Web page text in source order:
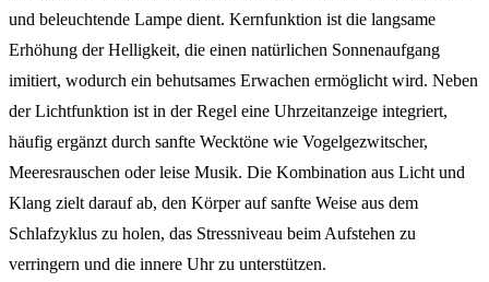
und beleuchtende Lampe dient. Kernfunktion ist die langsame
Erhöhung der Helligkeit, die einen natürlichen Sonnenaufgang
imitiert, wodurch ein behutsames Erwachen ermöglicht wird. Neben
der Lichtfunktion ist in der Regel eine Uhrzeitanzeige integriert,
häufig ergänzt durch sanfte Wecktöne wie Vogelgezwitscher,
Meeresrauschen oder leise Musik. Die Kombination aus Licht und
Klang zielt darauf ab, den Körper auf sanfte Weise aus dem
Schlafzyklus zu holen, das Stressniveau beim Aufstehen zu
verringern und die innere Uhr zu unterstützen.